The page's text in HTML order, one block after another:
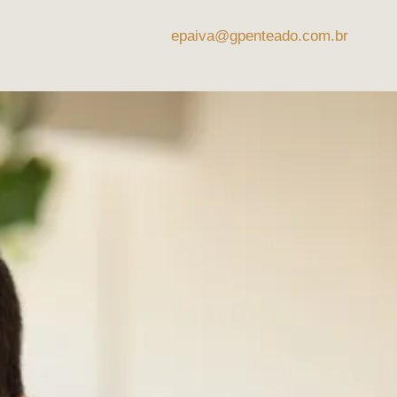
epaiva@gpenteado.com.br